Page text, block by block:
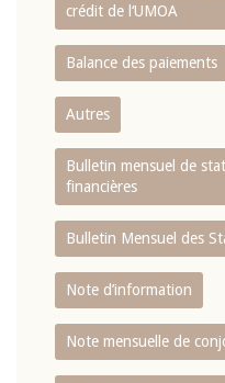
crédit de l‘UMOA
Balance des paiements
Autres
Bulletin mensuel de
financières
Bulletin Mensuel des
Note d’information
Note mensuelle de